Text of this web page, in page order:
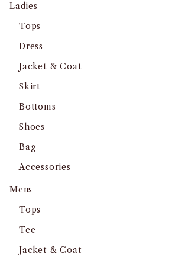
Ladies
Tops
Dress
Jacket & Coat
Skirt
Bottoms
Shoes
Bag
Accessories
Mens
Tops
Tee
Jacket & Coat